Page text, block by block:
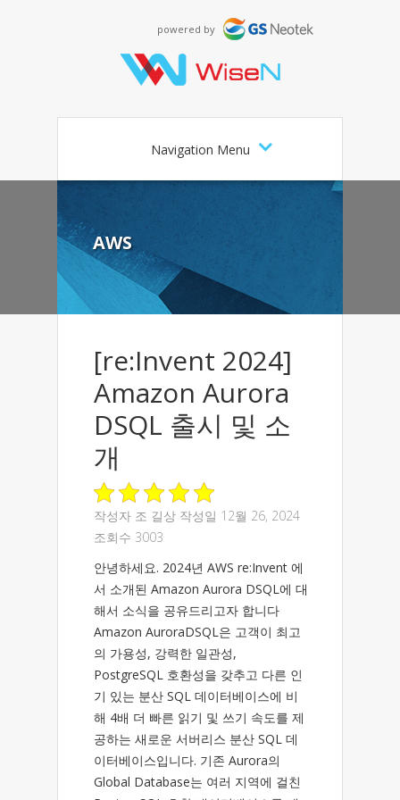
powered by
Navigation Menu
AWS
[re:Invent 2024]
Amazon Aurora
DSQL 출시 및 소
개
작성자 조 길상 작성일 12월 26, 2024
조회수 3003
안녕하세요. 2024년 AWS re:Invent 에
서 소개된 Amazon Aurora DSQL에 대
해서 소식을 공유드리고자 합니다
Amazon AuroraDSQL은 고객이 최고
의 가용성, 강력한 일관성,
PostgreSQL 호환성을 갖추고 다른 인
기 있는 분산 SQL 데이터베이스에 비
해 4배 더 빠른 읽기 및 쓰기 속도를 제
공하는 새로운 서버리스 분산 SQL 데
이터베이스입니다. 기존 Aurora의
Global Database는 여러 지역에 걸친